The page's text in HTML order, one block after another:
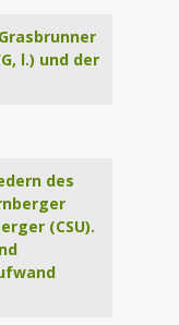
l.) und der
des
(CSU).